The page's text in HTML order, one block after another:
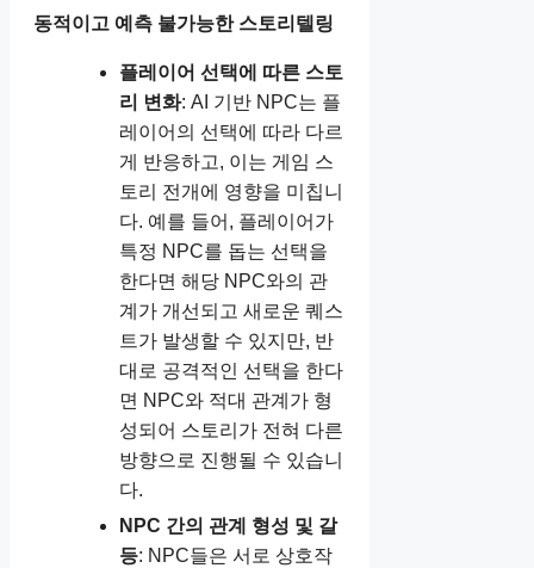
동적이고 예측 불가능한 스토리텔링
플레이어 선택에 따른 스토
리 변화: AI 기반 NPC는 플
레이어의 선택에 따라 다르
게 반응하고, 이는 게임 스
토리 전개에 영향을 미칩니
다. 예를 들어, 플레이어가
특정 NPC를 돕는 선택을
한다면 해당 NPC와의 관
계가 개선되고 새로운 퀘스
트가 발생할 수 있지만, 반
대로 공격적인 선택을 한다
면 NPC와 적대 관계가 형
성되어 스토리가 전혀 다른
방향으로 진행될 수 있습니
다.
NPC 간의 관계 형성 및 갈
등: NPC들은 서로 상호작